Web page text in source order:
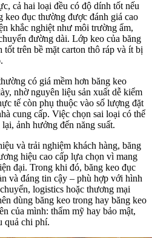
cả hai loại đều có độ dính tốt nếu
keo đục thường được đánh giá cao
khắc nghiệt như môi trường ẩm,
đường dài. Lớp keo của băng
trên bề mặt carton thô ráp và ít bị
có giá mềm hơn băng keo
nhờ nguyên liệu sản xuất dễ kiểm
tế còn phụ thuộc vào số lượng đặt
cung cấp. Việc chọn sai loại có thể
ảnh hưởng đến năng suất.
và trải nghiệm khách hàng, băng
hiệu cao cấp lựa chọn vì mang
đại. Trong khi đó, băng keo đục
và đáng tin cậy – phù hợp với hình
logistics hoặc thương mại
dùng băng keo trong hay băng keo
của mình: thẩm mỹ hay bảo mật,
quả chi phí.